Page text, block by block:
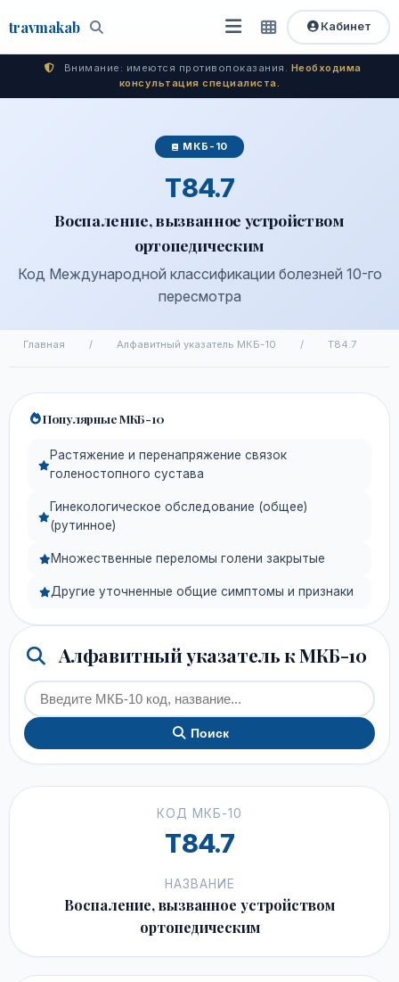
travmakab Поиск
Открыть
меню
Быстрый
доступ
Кабинет
Внимание: имеются противопоказания. Необходима
консультация специалиста.
МКБ-10
T84.7
Воспаление, вызванное устройством
ортопедическим
Код Международной классификации болезней 10-го
пересмотра
Главная / Алфавитный указатель МКБ-10 / T84.7
Популярные МКБ-10
Растяжение и перенапряжение связок
голеностопного сустава
Гинекологическое обследование (общее)
(рутинное)
Множественные переломы голени закрытые
Другие уточненные общие симптомы и признаки
Алфавитный указатель к МКБ-10
Поиск
КОД МКБ-10
T84.7
НАЗВАНИЕ
Воспаление, вызванное устройством
ортопедическим